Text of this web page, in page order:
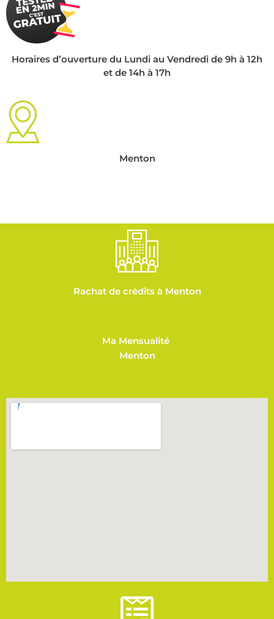
Horaires d’ouverture du Lundi au Vendredi de 9h à 12h
et de 14h à 17h
Menton
Rachat de crédits à Menton
Ma Mensualité
Menton